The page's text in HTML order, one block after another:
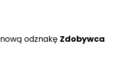
nową odznakę Zdobywca